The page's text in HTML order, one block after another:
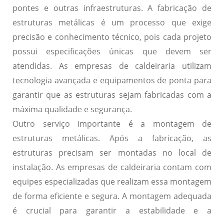
pontes e outras infraestruturas. A fabricação de
estruturas metálicas é um processo que exige
precisão e conhecimento técnico, pois cada projeto
possui especificações únicas que devem ser
atendidas. As empresas de caldeiraria utilizam
tecnologia avançada e equipamentos de ponta para
garantir que as estruturas sejam fabricadas com a
máxima qualidade e segurança.
Outro serviço importante é a montagem de
estruturas metálicas. Após a fabricação, as
estruturas precisam ser montadas no local de
instalação. As empresas de caldeiraria contam com
equipes especializadas que realizam essa montagem
de forma eficiente e segura. A montagem adequada
é crucial para garantir a estabilidade e a